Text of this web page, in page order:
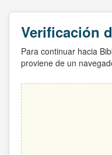
Verificación
Para continuar hacia
proviene de un